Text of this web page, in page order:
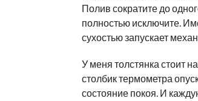
Полив сократите до
полностью исключите.
сухостью запускает
У меня толстянка стоит
столбик термометра
состояние покоя. И